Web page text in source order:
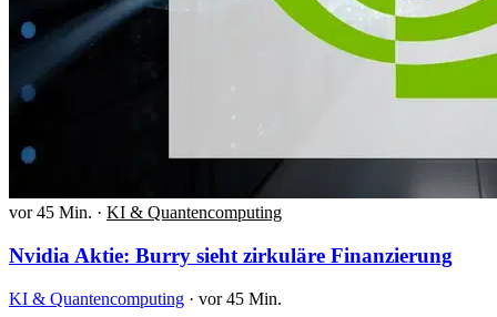
vor 45 Min. · KI & Quantencomputing
Nvidia Aktie: Burry sieht zirkuläre Finanzierung
KI & Quantencomputing · vor 45 Min.